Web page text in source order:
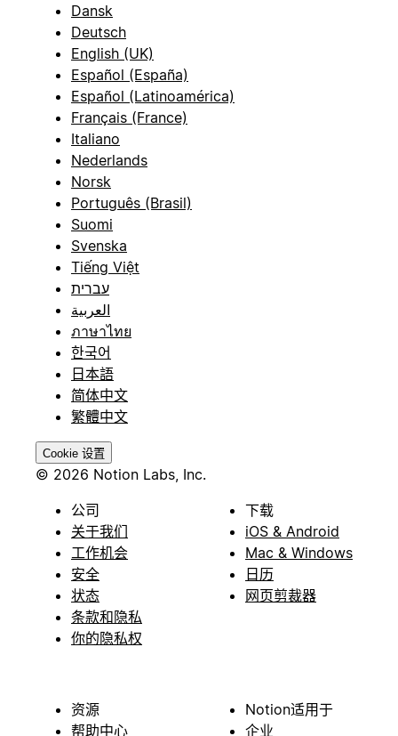
Dansk
Deutsch
English (UK)
Español (España)
Español (Latinoamérica)
Français (France)
Italiano
Nederlands
Norsk
Português (Brasil)
Suomi
Svenska
Tiếng Việt
עברית
العربية
ภาษาไทย
한국어
日本語
简体中文
繁體中文
Cookie 设置
© 2026 Notion Labs, Inc.
公司
关于我们
工作机会
安全
状态
条款和隐私
你的隐私权
下载
iOS & Android
Mac & Windows
日历
网页剪裁器
资源
帮助中心
Notion适用于
企业